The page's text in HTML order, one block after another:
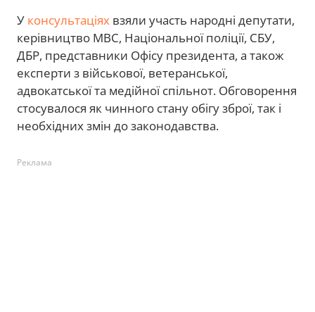
У консультаціях взяли участь народні депутати,
керівництво МВС, Національної поліції, СБУ,
ДБР, представники Офісу президента, а також
експерти з військової, ветеранської,
адвокатської та медійної спільнот. Обговорення
стосувалося як чинного стану обігу зброї, так і
необхідних змін до законодавства.
Реклама